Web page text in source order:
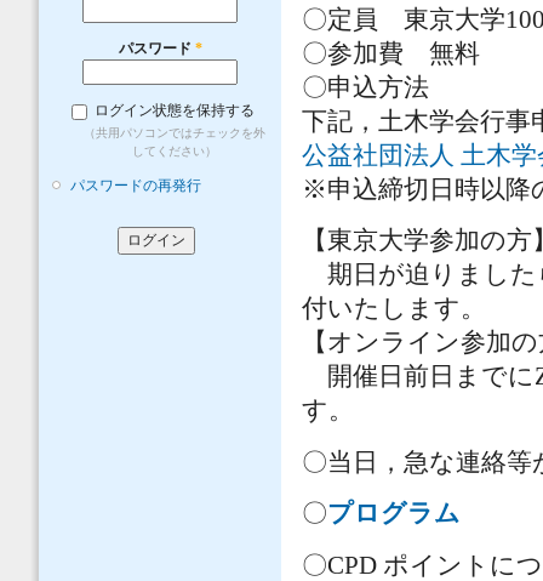
パスワード *
ログイン状態を保持する
（共用パソコンではチェックを外
してください）
パスワードの再発行
〇定員 東京大学
〇参加費 無料
〇申込方法
下記，土木学会行
公益社団法人 土木
※申込締切日時以降
【東京大学参加の方
期日が迫りました
付いたします。
【オンライン参加
開催日前日までに
す。
〇当日，急な連絡
〇プログラム
〇CPD ポイントに